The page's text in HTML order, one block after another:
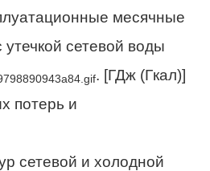
месячные
сетевой воды
. [ГДж (Гкал)]
потерь и
сетевой и холодной